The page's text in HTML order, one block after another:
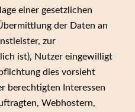
einer gesetzlichen
der Daten an
zur
ist), Nutzer eingewilligt
dies vorsieht
berechtigten Interessen
Webhostern,